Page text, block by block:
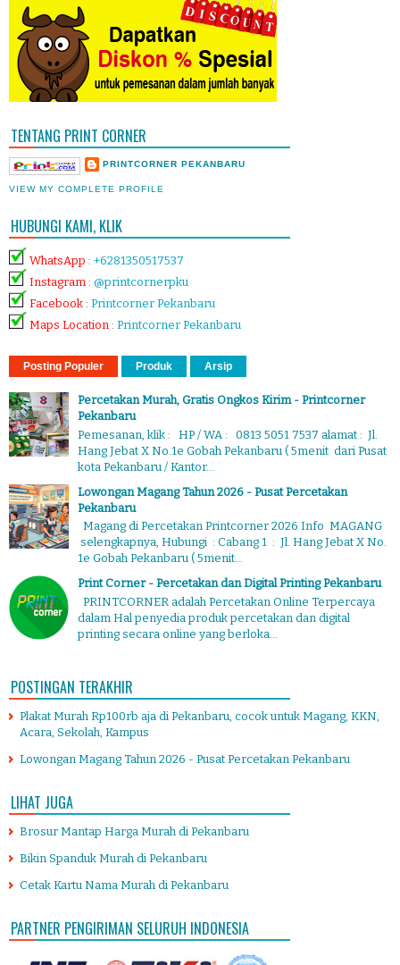
TENTANG PRINT CORNER
PRINTCORNER PEKANBARU
VIEW MY COMPLETE PROFILE
HUBUNGI KAMI, KLIK
WhatsApp : +6281350517537
Instagram : @printcornerpku
Facebook : Printcorner Pekanbaru
Maps Location : Printcorner Pekanbaru
Posting Populer Produk Arsip
Percetakan Murah, Gratis Ongkos Kirim - Printcorner
Pekanbaru
Pemesanan, klik : HP / WA : 0813 5051 7537 alamat : Jl.
Hang Jebat X No.1e Gobah Pekanbaru ( 5menit dari Pusat
kota Pekanbaru / Kantor...
Lowongan Magang Tahun 2026 - Pusat Percetakan
Pekanbaru
Magang di Percetakan Printcorner 2026 Info MAGANG
selengkapnya, Hubungi : Cabang 1 : Jl. Hang Jebat X No.
1e Gobah Pekanbaru ( 5menit...
Print Corner - Percetakan dan Digital Printing Pekanbaru
PRINTCORNER adalah Percetakan Online Terpercaya
dalam Hal penyedia produk percetakan dan digital
printing secara online yang berloka...
POSTINGAN TERAKHIR
Plakat Murah Rp100rb aja di Pekanbaru, cocok untuk Magang, KKN,
Acara, Sekolah, Kampus
Lowongan Magang Tahun 2026 - Pusat Percetakan Pekanbaru
LIHAT JUGA
Brosur Mantap Harga Murah di Pekanbaru
Bikin Spanduk Murah di Pekanbaru
Cetak Kartu Nama Murah di Pekanbaru
PARTNER PENGIRIMAN SELURUH INDONESIA